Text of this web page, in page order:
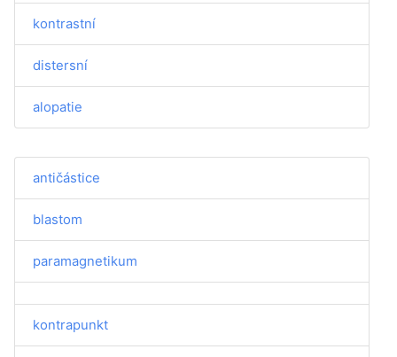
kontrastní
distersní
alopatie
antičástice
blastom
paramagnetikum
kontrapunkt